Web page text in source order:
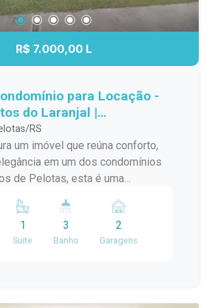
R$ 7.000,00 L
para Locação -
do Laranjal |
conforto e qualidade de
RS
um imóvel que reúna conforto,
em um dos condomínios
de Pelotas, esta é uma
Altos do Laranjal, esta
um projeto moderno,
e uma distribuição inteligente
1
Suite
3
Banho
2
Garagens